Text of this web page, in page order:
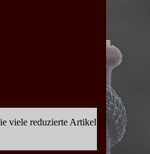
viele reduzierte Artikel